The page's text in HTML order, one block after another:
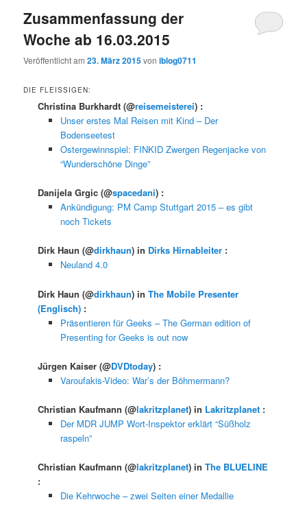
Zusammenfassung der
Woche ab 16.03.2015
Veröffentlicht am23. März 2015voniblog0711
DIE FLEISSIGEN:
Christina Burkhardt(@reisemeisterei) :
Unser erstes Mal Reisen mit Kind – Der
Bodenseetest
Ostergewinnspiel: FINKID Zwergen Regenjacke von
“Wunderschöne Dinge”
Danijela Grgic(@spacedani) :
Ankündigung: PM Camp Stuttgart 2015 – es gibt
noch Tickets
Dirk Haun(@dirkhaun) in Dirks Hirnableiter :
Neuland 4.0
Dirk Haun(@dirkhaun) inThe Mobile Presenter
(Englisch) :
Präsentieren für Geeks – The German edition of
Presenting for Geeks is out now
Jürgen Kaiser(@DVDtoday) :
Varoufakis-Video: War’s der Böhmermann?
Christian Kaufmann(@lakritzplanet) in Lakritzplanet :
Der MDR JUMP Wort-Inspektor erklärt “Süßholz
raspeln”
Christian Kaufmann(@lakritzplanet) inThe BLUELINE
:
Die Kehrwoche – zwei Seiten einer Medallie